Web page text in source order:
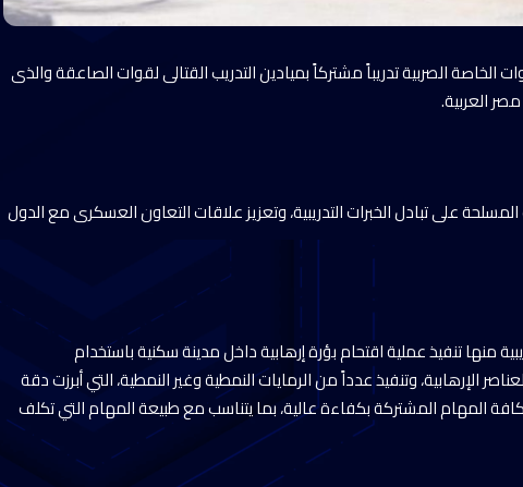
الصربية تدريباً مشتركاً بميادين التدريب القتالى لقوات الصاعقة والذى
العربية.
على تبادل الخبرات التدريبية، وتعزيز علاقات التعاون العسكرى مع الدول
منها تنفيذ عملية اقتحام بؤرة إرهابية داخل مدينة سكنية باستخدام
الإرهابية، وتنفيذ عدداً من الرمايات النمطية وغير النمطية، التي أبرزت دقة
المهام المشتركة بكفاءة عالية، بما يتناسب مع طبيعة المهام التي تكلف